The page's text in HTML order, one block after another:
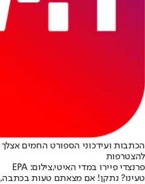
הכתבות ועידכוני הספורט החמים
להצטרפות
פרנצדי פיירו במדי האיטי,צילום: EPA
טעינו? נתקן! אם מצאתם טעות